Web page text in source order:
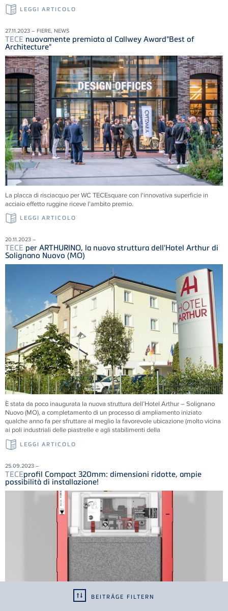
BEITRÄGE FILTERN
LEGGI ARTICOLO
27.11.2023 – FIERE, NEWS
TECE nuovamente premiata al Callwey Award"Best of
Architecture"
La placca di risciacquo per WC TECEsquare con l'innovativa superficie in
acciaio effetto ruggine riceve l'ambito premio.
LEGGI ARTICOLO
20.11.2023 –
TECE per ARTHURINO, la nuova struttura dell'Hotel Arthur di
Solignano Nuovo (MO)
È stata da poco inaugurata la nuova struttura dell’Hotel Arthur – Solignano
Nuovo (MO), a completamento di un processo di ampliamento iniziato
qualche anno fa per sfruttare al meglio la favorevole ubicazione (molto vicina
ai poli industriali delle piastrelle e agli stabilimenti della
LEGGI ARTICOLO
25.09.2023 –
TECEprofil Compact 320mm: dimensioni ridotte, ampie
possibilità di installazione!